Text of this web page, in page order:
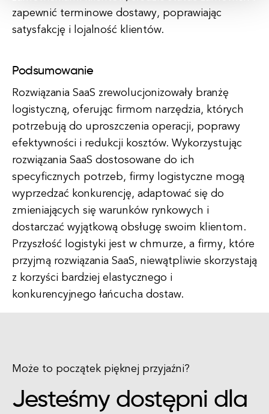
zapewnić terminowe dostawy, poprawiając
satysfakcję i lojalność klientów.
Podsumowanie
Rozwiązania SaaS zrewolucjonizowały branżę
logistyczną, oferując firmom narzędzia, których
potrzebują do uproszczenia operacji, poprawy
efektywności i redukcji kosztów. Wykorzystując
rozwiązania SaaS dostosowane do ich
specyficznych potrzeb, firmy logistyczne mogą
wyprzedzać konkurencję, adaptować się do
zmieniających się warunków rynkowych i
dostarczać wyjątkową obsługę swoim klientom.
Przyszłość logistyki jest w chmurze, a firmy, które
przyjmą rozwiązania SaaS, niewątpliwie skorzystają
z korzyści bardziej elastycznego i
konkurencyjnego łańcucha dostaw.
Może to początek pięknej przyjaźni?
Jesteśmy dostępni dla